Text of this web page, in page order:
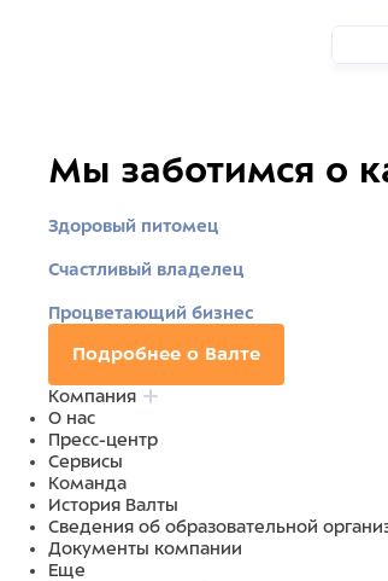
Мы заботимся о
Здоровый питомец
Счастливый владелец
Процветающий бизнес
Подробнее о Валте
Компания
О нас
Пресс-центр
Сервисы
Команда
История Валты
Сведения об образовательной
Документы компании
Еще